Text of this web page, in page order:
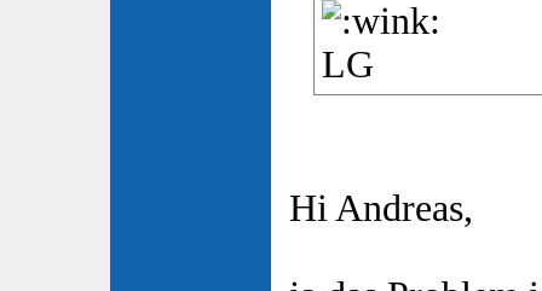
LG
Hi Andreas,